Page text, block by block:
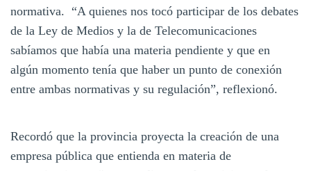
normativa. “A quienes nos tocó participar de los debates
de la Ley de Medios y la de Telecomunicaciones
sabíamos que había una materia pendiente y que en
algún momento tenía que haber un punto de conexión
entre ambas normativas y su regulación”, reflexionó.
Recordó que la provincia proyecta la creación de una
empresa pública que entienda en materia de